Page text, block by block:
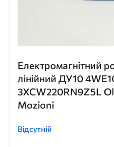
Електромагнітний
лінійний ДУ10
3XCW220RN9Z5L
Mozioni
Відсутній